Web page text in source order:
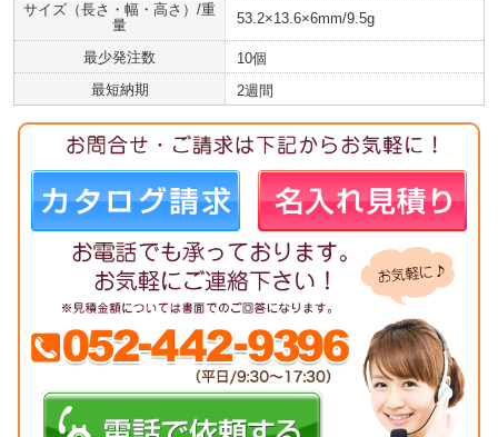
サイズ（長さ・幅・高さ）/重
量
53.2×13.6×6mm/9.5g
最少発注数
10個
最短納期
2週間